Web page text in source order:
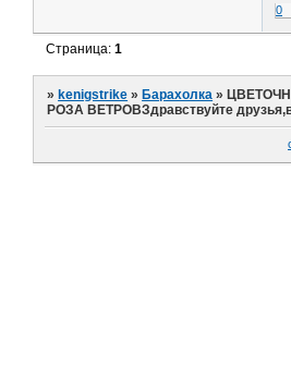
0
Страница:1
»kenigstrike »Барахолка »
РОЗА ВЕТРОВЗдравствуйте